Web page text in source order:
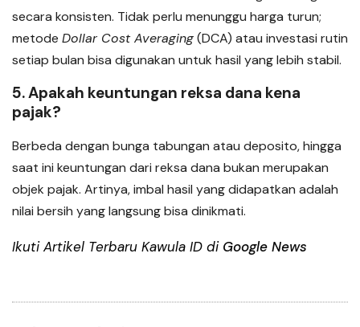
secara konsisten. Tidak perlu menunggu harga turun;
metode Dollar Cost Averaging(DCA) atau investasi rutin
setiap bulan bisa digunakan untuk hasil yang lebih stabil.
5. Apakah keuntungan reksa dana kena
pajak?
Berbeda dengan bunga tabungan atau deposito, hingga
saat ini keuntungan dari reksa dana bukan merupakan
objek pajak. Artinya, imbal hasil yang didapatkan adalah
nilai bersih yang langsung bisa dinikmati.
Ikuti Artikel Terbaru Kawula ID di Google News